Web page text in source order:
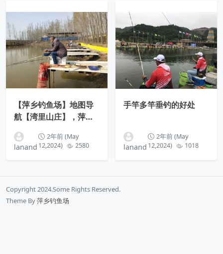
【萍乡钓鱼场】地图导
航【湾里山庄】，萍乡
lanand
2年前 (May
12,2024)
2580
手竿多竿垂钓的好处
lanand
2年前 (May
12,2024)
1018
Copyright 2024.Some Rights Reserved.
Theme By萍乡钓鱼场